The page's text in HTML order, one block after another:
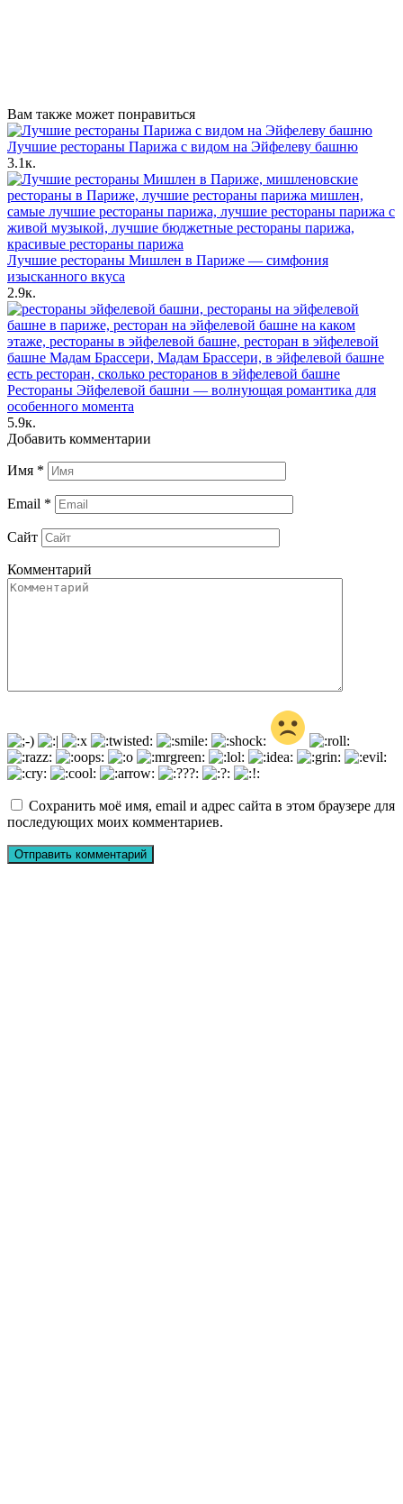
Вам также может понравиться
Лучшие рестораны Парижа с видом на Эйфелеву башню
3.1к.
Лучшие рестораны Мишлен в Париже — симфония
изысканного вкуса
2.9к.
Рестораны Эйфелевой башни — волнующая романтика для
особенного момента
5.9к.
Добавить комментарии
Имя *
Email *
Сайт
Комментарий
Сохранить моё имя, email и адрес сайта в этом браузере для
последующих моих комментариев.